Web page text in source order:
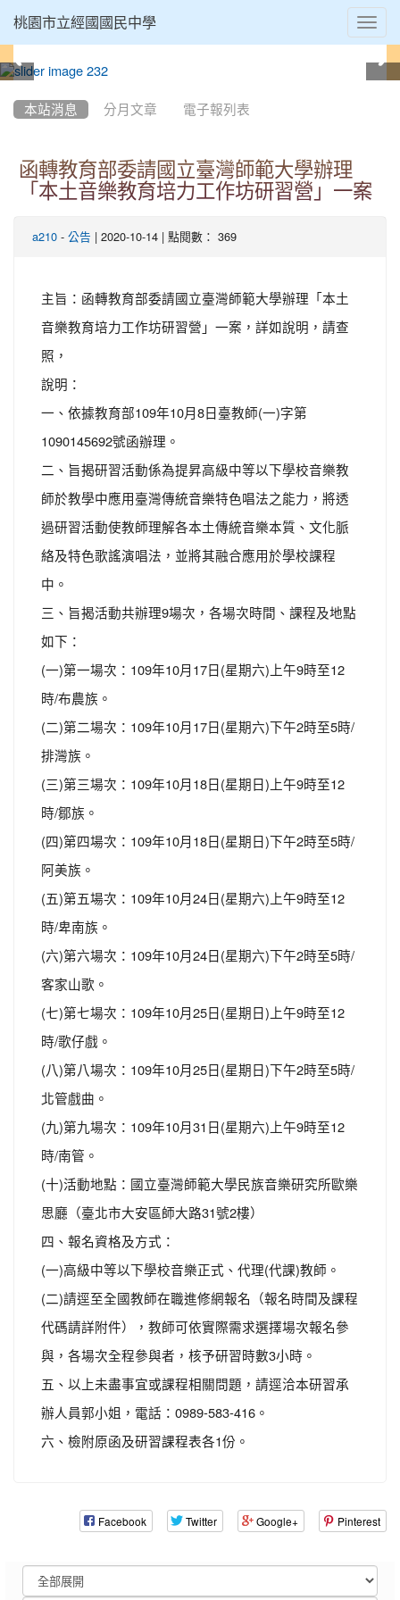
桃園市立經國國民中學
本站消息 分月文章 電子報列表
函轉教育部委請國立臺灣師範大學辦理
「本土音樂教育培力工作坊研習營」一案
a210 - 公告 | 2020-10-14 | 點閱數： 369
主旨：函轉教育部委請國立臺灣師範大學辦理「本土
音樂教育培力工作坊研習營」一案，詳如說明，請查
照，
說明：
一、依據教育部109年10月8日臺教師(一)字第
1090145692號函辦理。
二、旨揭研習活動係為提昇高級中等以下學校音樂教
師於教學中應用臺灣傳統音樂特色唱法之能力，將透
過研習活動使教師理解各本土傳統音樂本質、文化脈
絡及特色歌謠演唱法，並將其融合應用於學校課程
中。
三、旨揭活動共辦理9場次，各場次時間、課程及地點
如下：
(一)第一場次：109年10月17日(星期六)上午9時至12
時/布農族。
(二)第二場次：109年10月17日(星期六)下午2時至5時/
排灣族。
(三)第三場次：109年10月18日(星期日)上午9時至12
時/鄒族。
(四)第四場次：109年10月18日(星期日)下午2時至5時/
阿美族。
(五)第五場次：109年10月24日(星期六)上午9時至12
時/卑南族。
(六)第六場次：109年10月24日(星期六)下午2時至5時/
客家山歌。
(七)第七場次：109年10月25日(星期日)上午9時至12
時/歌仔戲。
(八)第八場次：109年10月25日(星期日)下午2時至5時/
北管戲曲。
(九)第九場次：109年10月31日(星期六)上午9時至12
時/南管。
(十)活動地點：國立臺灣師範大學民族音樂研究所歐樂
思廳（臺北市大安區師大路31號2樓）
四、報名資格及方式：
(一)高級中等以下學校音樂正式、代理(代課)教師。
(二)請逕至全國教師在職進修網報名（報名時間及課程
代碼請詳附件），教師可依實際需求選擇場次報名參
與，各場次全程參與者，核予研習時數3小時。
五、以上未盡事宜或課程相關問題，請逕洽本研習承
辦人員郭小姐，電話：0989-583-416。
六、檢附原函及研習課程表各1份。
Facebook Twitter Google+ Pinterest